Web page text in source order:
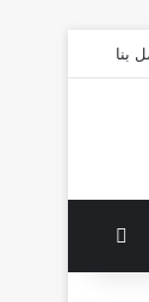
بنا
الوضع المظلم